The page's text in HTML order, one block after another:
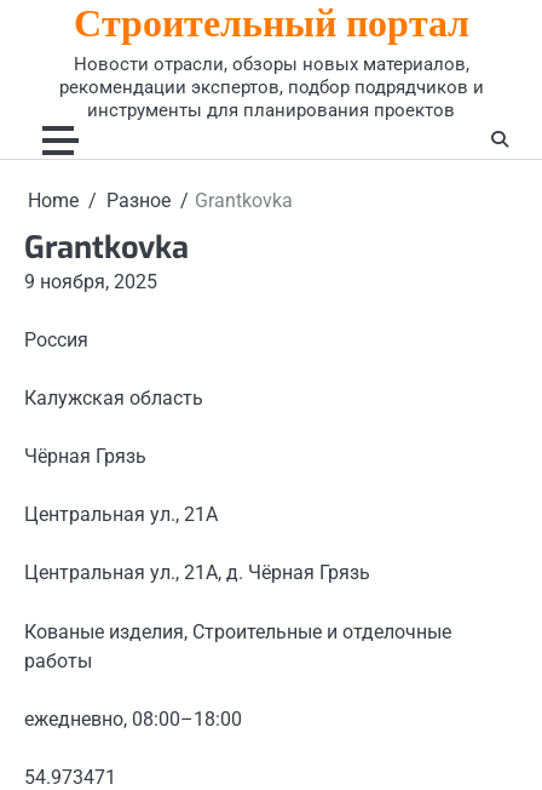
Строительный портал
Новости отрасли, обзоры новых материалов,
рекомендации экспертов, подбор подрядчиков и
инструменты для планирования проектов
Home Разное Grantkovka
Grantkovka
9 ноября, 2025
Россия
Калужская область
Чёрная Грязь
Центральная ул., 21А
Центральная ул., 21А, д. Чёрная Грязь
Кованые изделия, Строительные и отделочные
работы
ежедневно, 08:00–18:00
54.973471